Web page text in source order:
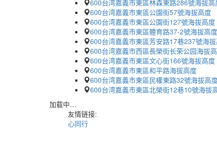
600台湾嘉義市東區林森東路286號海拔高
600台湾嘉義市東區公園街57號海拔高度
600台湾嘉義市東區公園街127號海拔高度
600台湾嘉義市東區體育路37-2號海拔高度
600台湾嘉義市東區芳安路17巷237號海
600台湾嘉義市西區長榮街长荣公园海拔
600台湾嘉義市東區文心街166號海拔高度
600台湾嘉義市東區和平路海拔高度
600台湾嘉義市東區民權東路32號海拔高
600台湾嘉義市東區北榮街12巷10號海拔
加载中…
友情链接:
心同行